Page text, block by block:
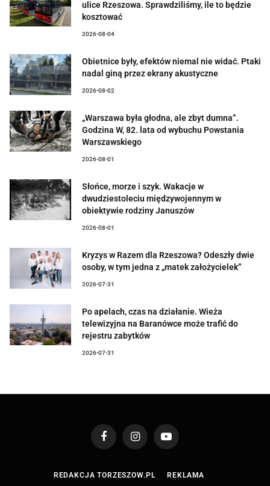
ulice Rzeszowa. Sprawdziliśmy, ile to będzie
kosztować
2026-08-04
Obietnice były, efektów niemal nie widać. Ptaki
nadal giną przez ekrany akustyczne
2026-08-02
„Warszawa była głodna, ale zbyt dumna”.
Godzina W, 82. lata od wybuchu Powstania
Warszawskiego
2026-08-01
Słońce, morze i szyk. Wakacje w
dwudziestoleciu międzywojennym w
obiektywie rodziny Januszów
2026-08-01
Kryzys w Razem dla Rzeszowa? Odeszły dwie
osoby, w tym jedna z „matek założycielek”
2026-07-31
Po apelach, czas na działanie. Wieża
telewizyjna na Baranówce może trafić do
rejestru zabytków
2026-07-31
FacebookInstagramYouTube
REDAKCJA TORZESZOW.PL REKLAMA